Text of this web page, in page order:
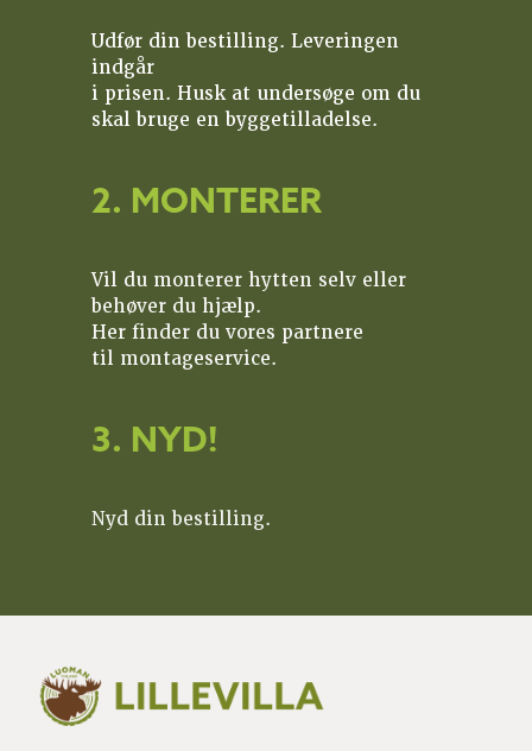
Udfør din bestilling. Leveringen
indgår
i prisen. Husk at undersøge om du
skal bruge en byggetilladelse.
2. MONTERER
Vil du monterer hytten selv eller
behøver du hjælp.
Her finder du vores partnere
til montageservice.
3. NYD!
Nyd din bestilling.